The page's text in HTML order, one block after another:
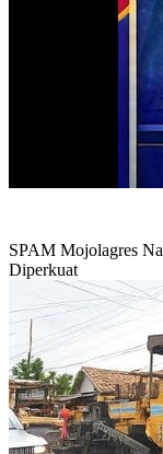
SPAM Mojolagres
Diperkuat